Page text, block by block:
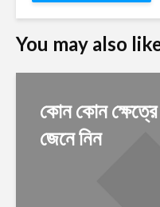
You may also
কোন কোন ক্ষেত্রে
জেনে নিন